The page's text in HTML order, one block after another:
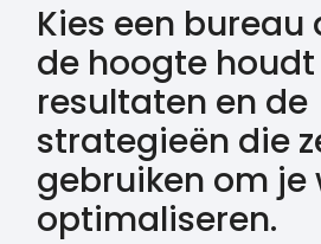
Kies een bureau
de hoogte
resultaten en de
strategieën die
gebruiken om je
optimaliseren.